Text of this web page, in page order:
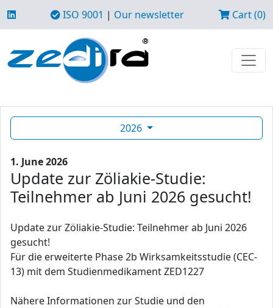
ISO 9001 | Our newsletter Cart (0)
2026
1. June 2026
Update zur Zöliakie-Studie:
Teilnehmer ab Juni 2026 gesucht!
Update zur Zöliakie-Studie: Teilnehmer ab Juni 2026
gesucht!
Für die erweiterte Phase 2b Wirksamkeitsstudie (CEC-
13) mit dem Studienmedikament ZED1227
Nähere Informationen zur Studie und den